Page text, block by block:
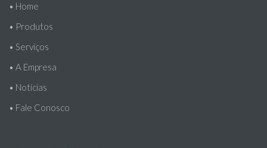
• Home
• Produtos
• Serviços
• A Empresa
• Notícias
• Fale Conosco